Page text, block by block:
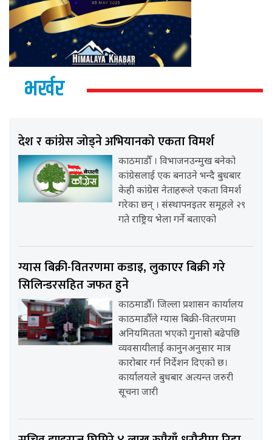
भर्खर
देश र कांग्रेस जोड्ने अभियानको एकता विमर्श
काठमाडौँ । विभाजनउन्मुख बनेको
कांग्रेसलाई एक बनाउने भन्दै बुधबार
केही कांग्रेस नेताहरूले एकता विमर्श
गरेका छन् । संस्थापनइतर समूहले २९
गते राष्ट्रिय भेला गर्ने बताएको
ग्यास बिक्री-वितरणमा कडाइ, लुकाएर बिक्री गरे
सिलिन्डरसहित जफत हुने
काठमाडौँ। जिल्ला प्रशासन कार्यालय
काठमाडौँले ग्यास बिक्री-वितरणमा
अनियमितता भएको गुनासो बढेपछि
व्यवसायीलाई कानुनअनुसार मात्र
कारोबार गर्न निर्देशन दिएको छ।
कार्यालयले बुधबार अत्यन्त जरुरी
सूचना जारी